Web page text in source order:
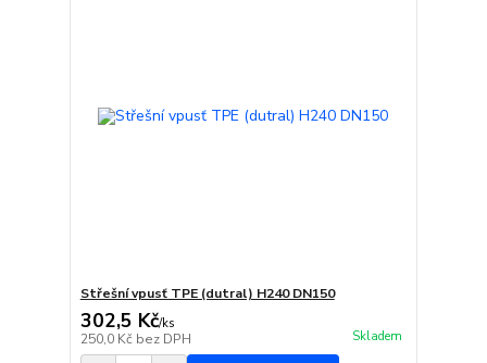
Střešní vpusť TPE (dutral) H240 DN150
302,5 Kč/ks
250,0 Kč bez DPH Skladem